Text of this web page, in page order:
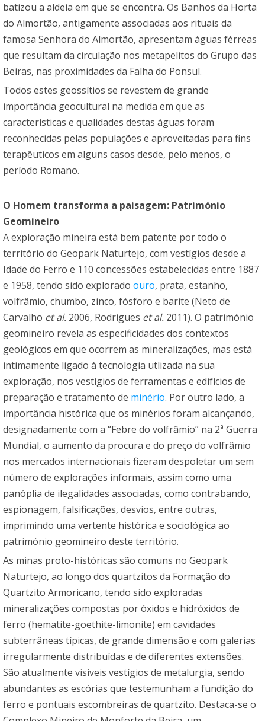
batizou a aldeia em que se encontra. Os Banhos da Horta
do Almortão, antigamente associadas aos rituais da
famosa Senhora do Almortão, apresentam águas férreas
que resultam da circulação nos metapelitos do Grupo das
Beiras, nas proximidades da Falha do Ponsul.
Todos estes geossítios se revestem de grande
importância geocultural na medida em que as
características e qualidades destas águas foram
reconhecidas pelas populações e aproveitadas para fins
terapêuticos em alguns casos desde, pelo menos, o
período Romano.
O Homem transforma a paisagem: Património
Geomineiro
A exploração mineira está bem patente por todo o
território do Geopark Naturtejo, com vestígios desde a
Idade do Ferro e 110 concessões estabelecidas entre 1887
e 1958, tendo sido explorado ouro, prata, estanho,
volfrâmio, chumbo, zinco, fósforo e barite (Neto de
Carvalho et al. 2006, Rodrigues et al. 2011). O património
geomineiro revela as especificidades dos contextos
geológicos em que ocorrem as mineralizações, mas está
intimamente ligado à tecnologia utlizada na sua
exploração, nos vestígios de ferramentas e edifícios de
preparação e tratamento de minério. Por outro lado, a
importância histórica que os minérios foram alcançando,
designadamente com a “Febre do volfrâmio” na 2ª Guerra
Mundial, o aumento da procura e do preço do volfrâmio
nos mercados internacionais fizeram despoletar um sem
número de explorações informais, assim como uma
panóplia de ilegalidades associadas, como contrabando,
espionagem, falsificações, desvios, entre outras,
imprimindo uma vertente histórica e sociológica ao
património geomineiro deste território.
As minas proto-históricas são comuns no Geopark
Naturtejo, ao longo dos quartzitos da Formação do
Quartzito Armoricano, tendo sido exploradas
mineralizações compostas por óxidos e hidróxidos de
ferro (hematite-goethite-limonite) em cavidades
subterrâneas típicas, de grande dimensão e com galerias
irregularmente distribuídas e de diferentes extensões.
São atualmente visíveis vestígios de metalurgia, sendo
abundantes as escórias que testemunham a fundição do
ferro e pontuais escombreiras de quartzito. Destaca-se o